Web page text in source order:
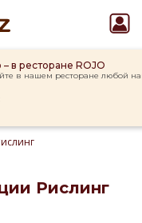
в ресторане ROJO
в нашем ресторане любой
10 YO Malt 45,8% in Box
Рислинг